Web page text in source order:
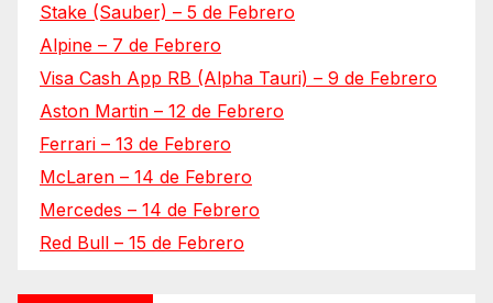
Stake (Sauber) – 5 de Febrero
Alpine – 7 de Febrero
Visa Cash App RB (Alpha Tauri) – 9 de Febrero
Aston Martin – 12 de Febrero
Ferrari – 13 de Febrero
McLaren – 14 de Febrero
Mercedes – 14 de Febrero
Red Bull – 15 de Febrero